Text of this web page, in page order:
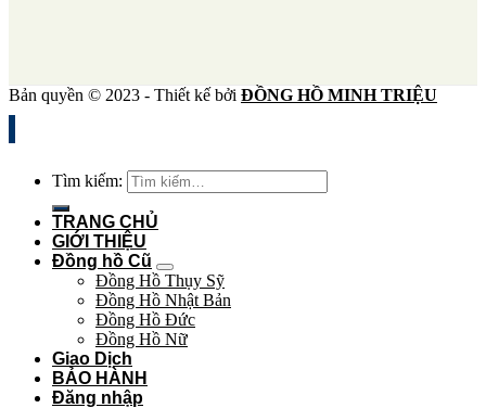
Bản quyền © 2023 - Thiết kế bởi ĐỒNG HỒ MINH TRIỆU
Tìm kiếm:
TRANG CHỦ
GIỚI THIỆU
Đồng hồ Cũ
Đồng Hồ Thụy Sỹ
Đồng Hồ Nhật Bản
Đồng Hồ Đức
Đồng Hồ Nữ
Giao Dịch
BẢO HÀNH
Đăng nhập